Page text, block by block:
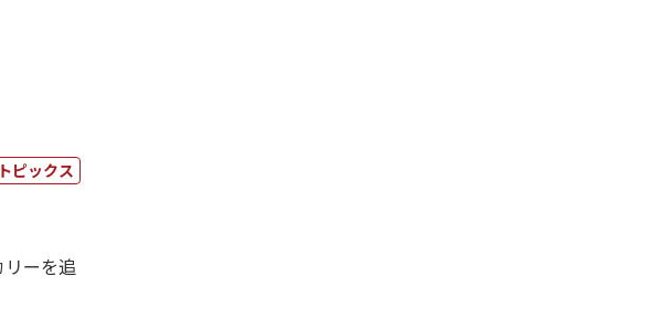
トピックス
リーを追